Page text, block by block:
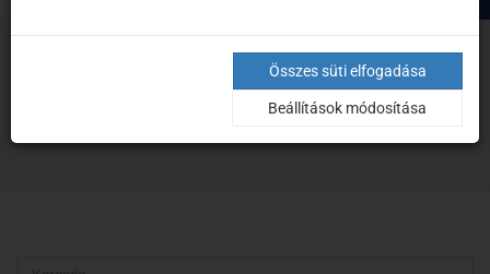
KeresésÖsszes süti elfogadása
Beállítások módosítása